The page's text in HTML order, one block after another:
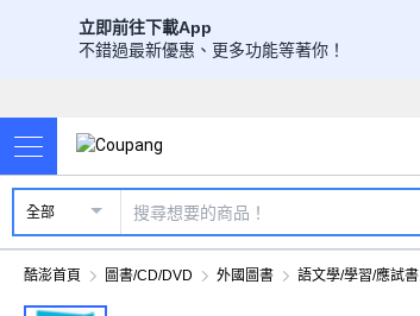
立即前往下載App
不錯過最新優惠、更多功能等著你！
全部
酷澎首頁 圖書/CD/DVD 外國圖書 語文學/學習/應試書